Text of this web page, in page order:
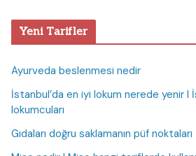
Yeni Tarifler
Ayurveda beslenmesi nedir
İstanbul’da en iyi lokum nerede yenir I
lokumcuları
Gıdaları doğru saklamanın püf noktaları